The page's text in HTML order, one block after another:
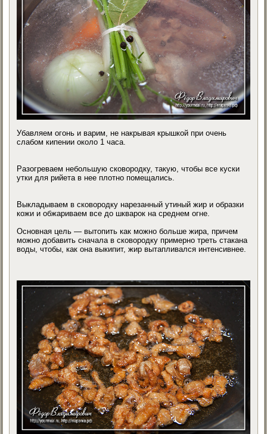
Убавляем огонь и варим, не накрывая крышкой при очень
слабом кипении около 1 часа.
Разогреваем небольшую сковородку, такую, чтобы все куски
утки для рийета в нее плотно помещались.
Выкладываем в сковородку нарезанный утиный жир и образки
кожи и обжариваем все до шкварок на среднем огне.
Основная цель — вытопить как можно больше жира, причем
можно добавить сначала в сковородку примерно треть стакана
воды, чтобы, как она выкипит, жир вытапливался интенсивнее.